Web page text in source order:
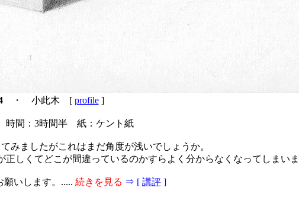
・ 小此木 [ profile]
時間：3時間半 紙：ケント紙
みましたがこれはまだ角度が浅いでしょうか。
しくてどこが間違っているのかすらよく分からなくなってしまいま
願いします。..... 続きを見る ⇒ [ 講評]